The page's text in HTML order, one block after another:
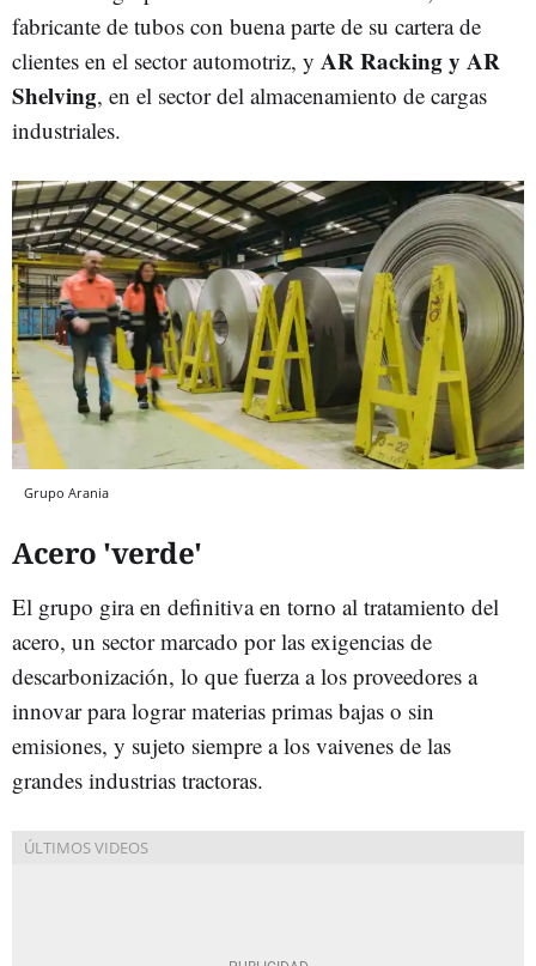
fabricante de tubos con buena parte de su cartera de
clientes en el sector automotriz, y AR Racking y AR
Shelving, en el sector del almacenamiento de cargas
industriales.
Grupo Arania
Acero 'verde'
El grupo gira en definitiva en torno al tratamiento del
acero, un sector marcado por las exigencias de
descarbonización, lo que fuerza a los proveedores a
innovar para lograr materias primas bajas o sin
emisiones, y sujeto siempre a los vaivenes de las
grandes industrias tractoras.